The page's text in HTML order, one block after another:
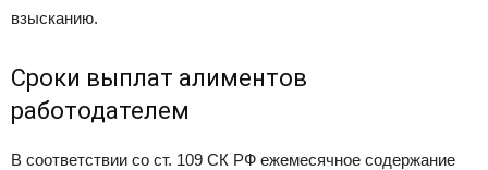
взысканию.
Сроки выплат алиментов
работодателем
В соответствии со ст. 109 СК РФ ежемесячное содержание